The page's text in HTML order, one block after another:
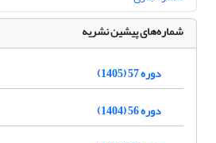
شماره‌های پیشین نشریه
دوره 57 (1405)
دوره 56 (1404)